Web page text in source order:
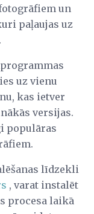
un
paļaujas uz
uz vienu
kas ietver
versijas.
populāras
līdzekli
, varat instalēt
procesa laikā